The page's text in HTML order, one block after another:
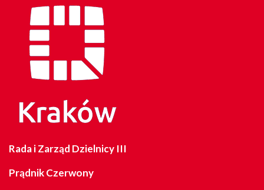
Rada i Zarząd Dzielnicy III
Prądnik Czerwony